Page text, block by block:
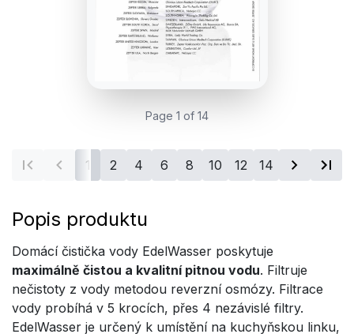
Page 1 of 14
1 2 4 6 8 10 12 14
Popis produktu
Domácí čistička vody EdelWasser poskytuje
maximálně čistou a kvalitní pitnou vodu. Filtruje
nečistoty z vody metodou reverzní osmózy. Filtrace
vody probíhá v 5 krocích, přes 4 nezávislé filtry.
EdelWasser je určený k umístění na kuchyňskou linku,